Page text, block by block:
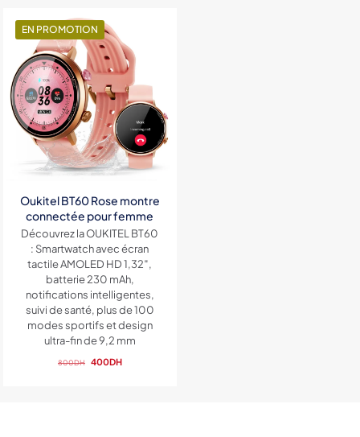
EN PROMOTION
Oukitel BT60 Rose montre
connectée pour femme
Découvrez la OUKITEL BT60
: Smartwatch avec écran
tactile AMOLED HD 1,32″,
batterie 230 mAh,
notifications intelligentes,
suivi de santé, plus de 100
modes sportifs et design
ultra-fin de 9,2 mm
800DH
Le
400DHLe